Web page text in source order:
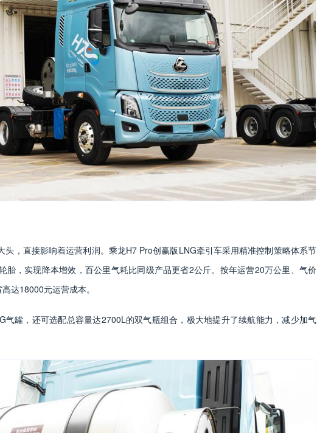
头，直接影响着运营利润。乘龙H7 Pro创赢版LNG牵引车采用精准控制策略体系节
胎，实现降本增效，百公里气耗比同级产品更省2公斤。按年运营20万公里、气价
达18000元运营成本。
气罐，还可选配总容量达2700L的双气瓶组合，极大地提升了续航能力，减少加气